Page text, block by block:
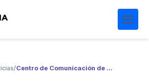
/ Centro de Comunicación de las Ciencias: Conocimiento libre. La maquinaria mueve Wikipedia